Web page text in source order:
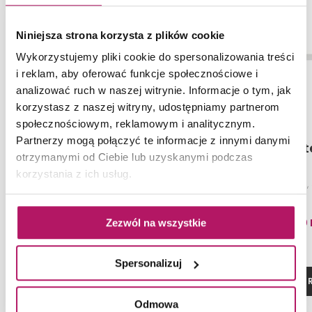
Niniejsza strona korzysta z plików cookie
Wykorzystujemy pliki cookie do spersonalizowania treści
i reklam, aby oferować funkcje społecznościowe i
analizować ruch w naszej witrynie. Informacje o tym, jak
korzystasz z naszej witryny, udostępniamy partnerom
społecznościowym, reklamowym i analitycznym.
Partnerzy mogą połączyć te informacje z innymi danymi
otrzymanymi od Ciebie lub uzyskanymi podczas
korzystania z ich usług.
Zezwól na wszystkie
Spersonalizuj
Odmowa
Tubądzin Grand Cave
White STR
59,8x119,8 cm
143,00 PLN
-3% od 147,10 PLN najniższa cena
DODAJ DO KOSZYKA
Tubądzin
Listwa
ZOBACZ